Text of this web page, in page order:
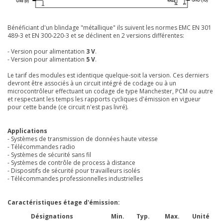
Bénéficiant d'un blindage "métallique" ils suivent les normes EMC EN 301
489-3 et EN 300-220-3 et se déclinent en 2 versions différentes:
- Version pour alimentation 3 V.
- Version pour alimentation 5 V.
Le tarif des modules est identique quelque-soit la version. Ces derniers
devront être associés à un circuit intégré de codage ou à un
microcontrôleur effectuant un codage de type Manchester, PCM ou autre
et respectant les temps les rapports cycliques d'émission en vigueur
pour cette bande (ce circuit n'est pas livré).
Applications
- Systèmes de transmission de données haute vitesse
- Télécommandes radio
- Systèmes de sécurité sans fil
- Systèmes de contrôle de process à distance
- Dispositifs de sécurité pour travailleurs isolés
- Télécommandes professionnelles industrielles
Caractéristiques étage d'émission:
Désignations
Min. Typ. Max.
Unité